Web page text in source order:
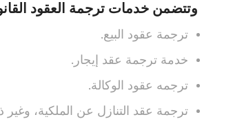
وتتضمن خدمات ترجمة العقود
ترجمة عقود البيع.
خدمة ترجمة عقد إيجار.
ترجمه عقود الوكالة.
ترجمة عقد التنازل عن الملكية، وغير